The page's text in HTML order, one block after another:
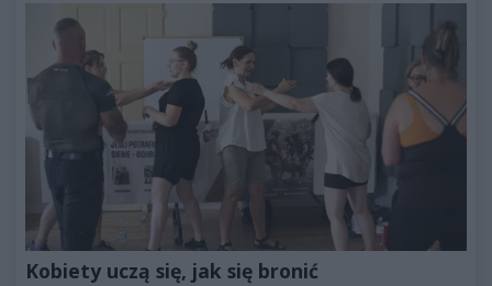
Kobiety uczą się, jak się bronić